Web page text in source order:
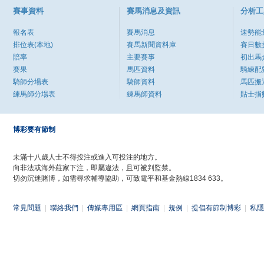
賽事資料
報名表
排位表(本地)
賠率
賽果
騎師分場表
練馬師分場表
賽馬消息及資訊
賽馬消息
賽馬新聞資料庫
主要賽事
馬匹資料
騎師資料
練馬師資料
分析
速勢能
賽日數
初出馬
騎練配
馬匹搬
貼士指
博彩要有節制
未滿十八歲人士不得投注或進入可投注的地方。
向非法或海外莊家下注，即屬違法，且可被判監禁。
切勿沉迷賭博，如需尋求輔導協助，可致電平和基金熱線1834 633。
常見問題 聯絡我們 傳媒專用區 網頁指南 規例 提倡有節制博彩 私